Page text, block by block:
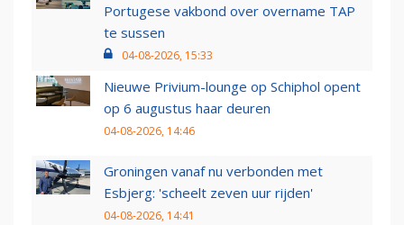
Portugese vakbond over overname TAP
te sussen
04-08-2026, 15:33
Nieuwe Privium-lounge op Schiphol opent
op 6 augustus haar deuren
04-08-2026, 14:46
Groningen vanaf nu verbonden met
Esbjerg: 'scheelt zeven uur rijden'
04-08-2026, 14:41